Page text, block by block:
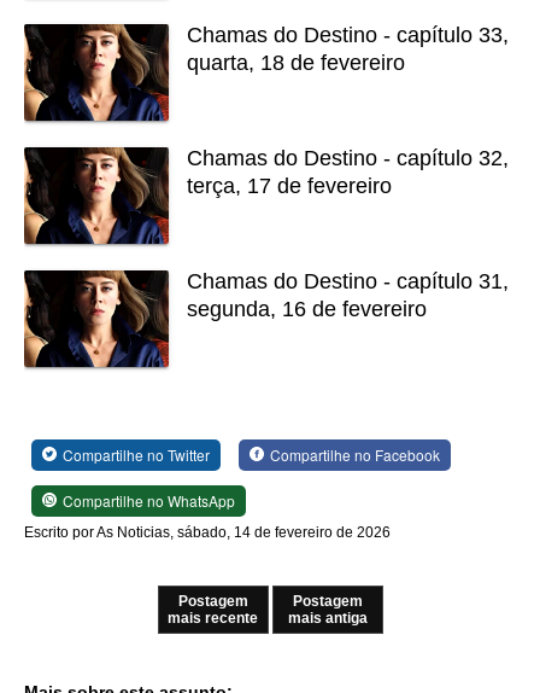
Chamas do Destino - capítulo 33,
quarta, 18 de fevereiro
Chamas do Destino - capítulo 32,
terça, 17 de fevereiro
Chamas do Destino - capítulo 31,
segunda, 16 de fevereiro
Compartilhe no Twitter Compartilhe no Facebook
Compartilhe no WhatsApp
Escrito por As Noticias, sábado, 14 de fevereiro de 2026
Postagem
mais recente
Postagem
mais antiga